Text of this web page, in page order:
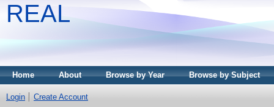
REAL
Home About Browse by Year Browse by Subject
Login Create Account